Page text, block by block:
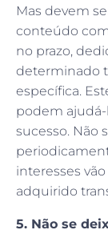
Mas devem
conteúdo
no prazo,
determinado
específica.
podem ajudá-
sucesso. Não
interesses
adquirido
5. Não se